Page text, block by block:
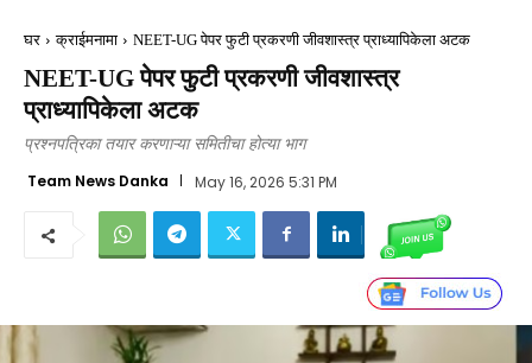
घर क्राईमनामा NEET-UG पेपर फुटी प्रकरणी जीवशास्त्र प्राध्यापिकेला अटक
NEET-UG पेपर फुटी प्रकरणी जीवशास्त्र
प्राध्यापिकेला अटक
प्रश्नपत्रिका तयार करणाऱ्या समितीचा होत्या भाग
Team News Danka May 16, 2026 5:31 PM